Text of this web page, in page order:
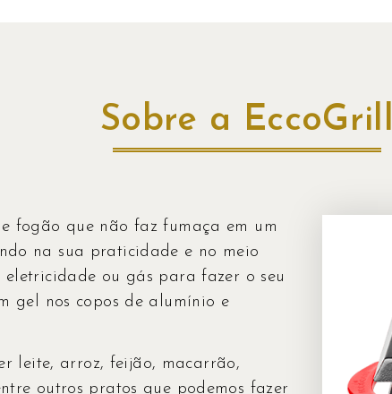
Sobre a EccoGrill
fogão que não faz fumaça em um
na sua praticidade e no meio
ou gás para fazer o seu
gel nos copos de alumínio e
leite, arroz, feijão, macarrão,
outros pratos que podemos fazer